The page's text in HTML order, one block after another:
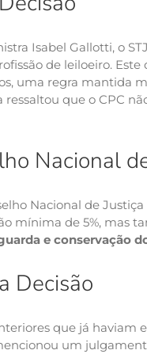
Isabel Gallotti, o
de leiloeiro.
uma regra mantida
ressaltou que o CPC
Nacional
Nacional de
mínima de 5%, mas
e conservação
Decisão
que já haviam
um